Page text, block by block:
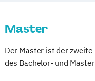
Master
Der Master ist der
des Bachelor- und